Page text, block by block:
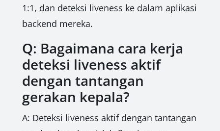
1:1, dan deteksi liveness ke dalam aplikasi
backend mereka.
Q: Bagaimana cara kerja
deteksi liveness aktif
dengan tantangan
gerakan kepala?
A: Deteksi liveness aktif dengan tantangan